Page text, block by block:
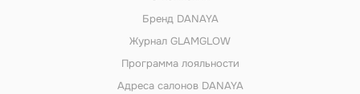
Бренд DANAYA
Журнал GLAMGLOW
Программа лояльности
Адреса салонов DANAYA